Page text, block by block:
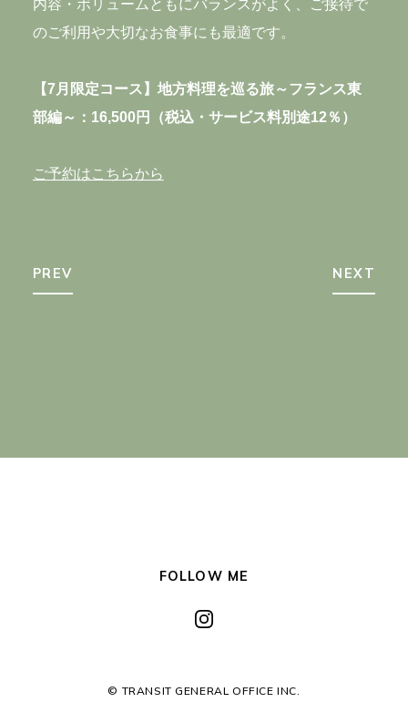
・Roppongi-itchome Station: 10-minute walk
LUNCH 11:00-15:00(L.O.14:00)
DINNER 18:00-23:00(L.O.22:00)
内容・ボリュームともにバランスがよく、ご接待で
のご利用や大切なお食事にも最適です。
【7月限定コース】地方料理を巡る旅～フランス東
部編～：16,500円（税込・サービス料別途12％）
ご予約はこちらから
PREV NEXT
FOLLOW ME
© TRANSIT GENERAL OFFICE INC.